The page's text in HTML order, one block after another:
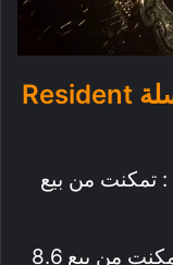
مبيعات اخر 4 أجزاء من سلسلة Resident
: تمكنت من بيع
: تمكنت من بيع 8.6